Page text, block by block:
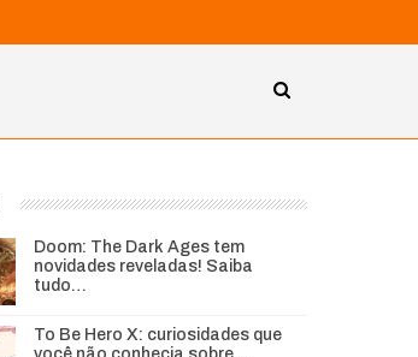
Doom: The Dark Ages tem
novidades reveladas! Saiba
tudo…
To Be Hero X: curiosidades que